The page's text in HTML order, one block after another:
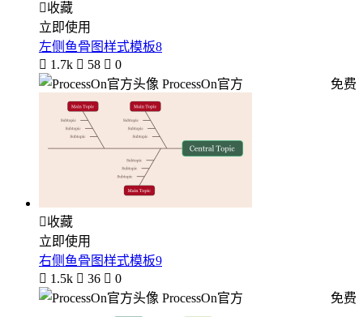
收藏
立即使用
左侧鱼骨图样式模板8
 1.7k  58  0
ProcessOn官方
免费
收藏
立即使用
右侧鱼骨图样式模板9
 1.5k  36  0
ProcessOn官方
免费